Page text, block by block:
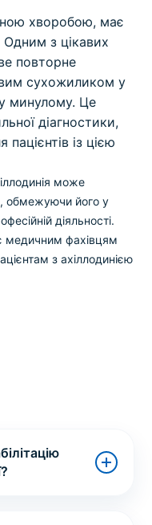
хворобою, має
Одним з цікавих
повторне
сухожиликом у
минулому. Це
діагностики,
із цією
може
обмежуючи його у
діяльності.
медичним фахівцям
з ахіллодинією